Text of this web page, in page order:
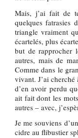
Mais, j’ai fait de
quelques fatrasies
triangle vraiment
écartelés, plus
but de rapprocher
autres, mais de
Comme dans le
vivant. J’ai
d’en avoir perdu
ait fait dont les
autres – avec,
Je me souviens
cidre au flibustier